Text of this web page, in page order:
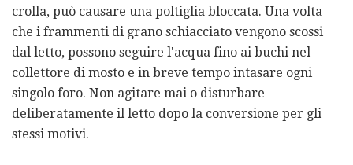
crolla, può causare una poltiglia bloccata. Una volta
che i frammenti di grano schiacciato vengono scossi
dal letto, possono seguire l'acqua fino ai buchi nel
collettore di mosto e in breve tempo intasare ogni
singolo foro. Non agitare mai o disturbare
deliberatamente il letto dopo la conversione per gli
stessi motivi.